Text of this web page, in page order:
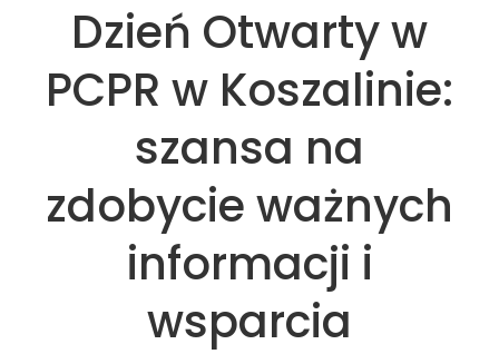
Dzień Otwarty w
PCPR w Koszalinie:
szansa na
zdobycie ważnych
informacji i
wsparcia